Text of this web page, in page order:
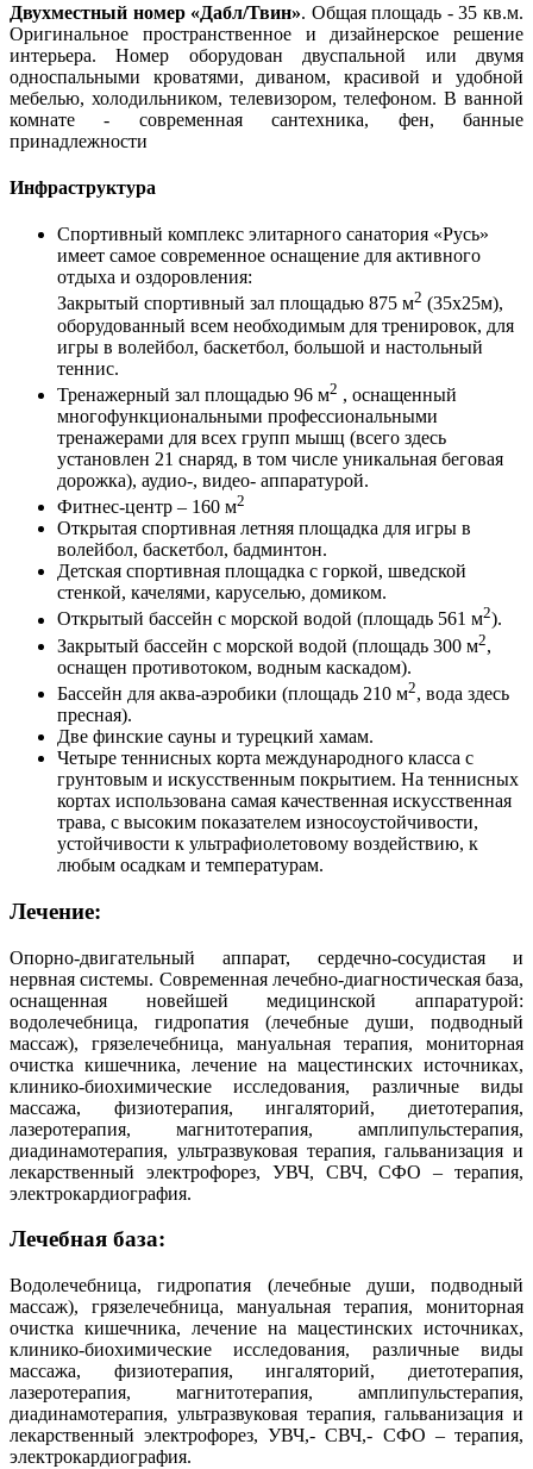
Двухместный номер «Дабл/Твин». Общая площадь - 35 кв.м.
Оригинальное пространственное и дизайнерское решение
интерьера. Номер оборудован двуспальной или двумя
односпальными кроватями, диваном, красивой и удобной
мебелью, холодильником, телевизором, телефоном. В ванной
комнате - современная сантехника, фен, банные
принадлежности
Инфраструктура
Спортивный комплекс элитарного санатория «Русь»
имеет самое современное оснащение для активного
отдыха и оздоровления:
Закрытый спортивный зал площадью 875 м2 (35х25м),
оборудованный всем необходимым для тренировок, для
игры в волейбол, баскетбол, большой и настольный
теннис.
Тренажерный зал площадью 96 м2 , оснащенный
многофункциональными профессиональными
тренажерами для всех групп мышц (всего здесь
установлен 21 снаряд, в том числе уникальная беговая
дорожка), аудио-, видео- аппаратурой.
Фитнес-центр – 160 м2
Открытая спортивная летняя площадка для игры в
волейбол, баскетбол, бадминтон.
Детская спортивная площадка с горкой, шведской
стенкой, качелями, каруселью, домиком.
Открытый бассейн с морской водой (площадь 561 м2).
Закрытый бассейн с морской водой (площадь 300 м2,
оснащен противотоком, водным каскадом).
Бассейн для аква-аэробики (площадь 210 м2, вода здесь
пресная).
Две финские сауны и турецкий хамам.
Четыре теннисных корта международного класса с
грунтовым и искусственным покрытием. На теннисных
кортах использована самая качественная искусственная
трава, с высоким показателем износоустойчивости,
устойчивости к ультрафиолетовому воздействию, к
любым осадкам и температурам.
Лечение:
Опорно-двигательный аппарат, сердечно-сосудистая и
нервная системы. Современная лечебно-диагностическая база,
оснащенная новейшей медицинской аппаратурой:
водолечебница, гидропатия (лечебные души, подводный
массаж), грязелечебница, мануальная терапия, мониторная
очистка кишечника, лечение на мацестинских источниках,
клинико-биохимические исследования, различные виды
массажа, физиотерапия, ингаляторий, диетотерапия,
лазеротерапия, магнитотерапия, амплипульстерапия,
диадинамотерапия, ультразвуковая терапия, гальванизация и
лекарственный электрофорез, УВЧ, СВЧ, СФО – терапия,
электрокардиография.
Лечебная база:
Водолечебница, гидропатия (лечебные души, подводный
массаж), грязелечебница, мануальная терапия, мониторная
очистка кишечника, лечение на мацестинских источниках,
клинико-биохимические исследования, различные виды
массажа, физиотерапия, ингаляторий, диетотерапия,
лазеротерапия, магнитотерапия, амплипульстерапия,
диадинамотерапия, ультразвуковая терапия, гальванизация и
лекарственный электрофорез, УВЧ,- СВЧ,- СФО – терапия,
электрокардиография.